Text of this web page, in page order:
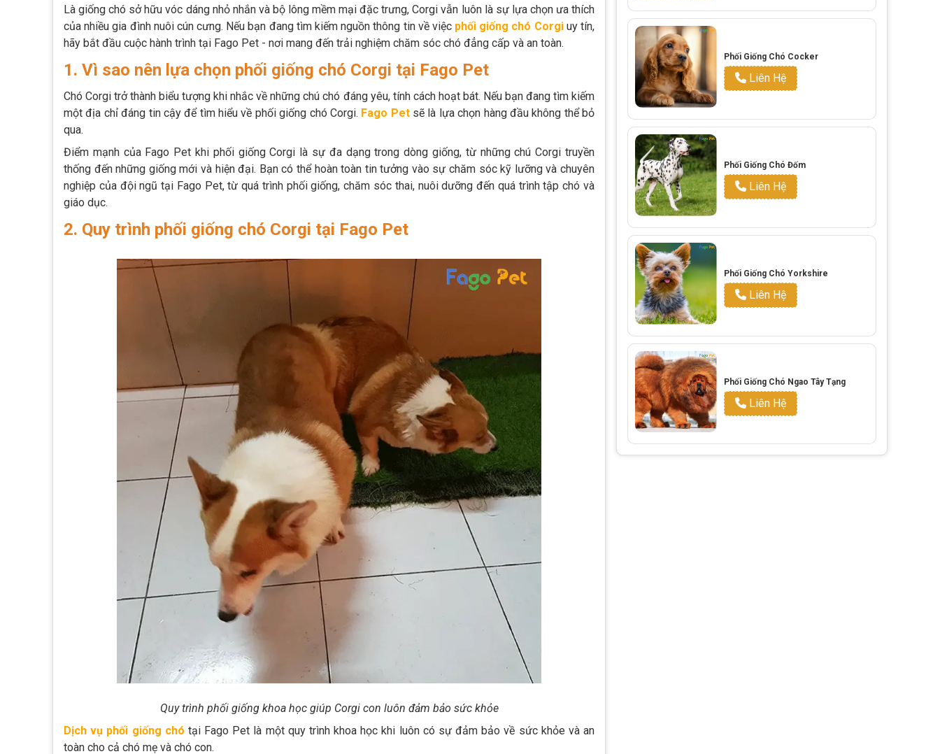
Là giống chó sở hữu vóc dáng nhỏ nhắn và bộ lông mềm mại đặc trưng, Corgi vẫn luôn là sự lựa chọn ưa thích
của nhiều gia đình nuôi cún cưng. Nếu bạn đang tìm kiếm nguồn thông tin về việc phối giống chó Corgiuy tín,
hãy bắt đầu cuộc hành trình tại Fago Pet - nơi mang đến trải nghiệm chăm sóc chó đẳng cấp và an toàn.
1. Vì sao nên lựa chọn phối giống chó Corgi tại Fago Pet
Chó Corgi trở thành biểu tượng khi nhắc về những chú chó đáng yêu, tính cách hoạt bát. Nếu bạn đang tìm kiếm
một địa chỉ đáng tin cậy để tìm hiểu về phối giống chó Corgi. Fago Pet sẽ là lựa chọn hàng đầu không thể bỏ
qua.
Điểm mạnh của Fago Pet khi phối giống Corgi là sự đa dạng trong dòng giống, từ những chú Corgi truyền
thống đến những giống mới và hiện đại. Bạn có thể hoàn toàn tin tưởng vào sự chăm sóc kỹ lưỡng và chuyên
nghiệp của đội ngũ tại Fago Pet, từ quá trình phối giống, chăm sóc thai, nuôi dưỡng đến quá trình tập chó và
giáo dục.
2. Quy trình phối giống chó Corgi tại Fago Pet
Quy trình phối giống khoa học giúp Corgi con luôn đảm bảo sức khỏe
Dịch vụ phối giống chó tại Fago Pet là một quy trình khoa học khi luôn có sự đảm bảo về sức khỏe và an
toàn cho cả chó mẹ và chó con.
Phối Giống Chó Cocker
Liên Hệ
Phối Giống Chó Đốm
Liên Hệ
Phối Giống Chó Yorkshire
Liên Hệ
Phối Giống Chó Ngao Tây Tạng
Liên Hệ